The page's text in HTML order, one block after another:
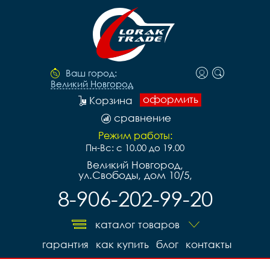
Ваш город:
Великий Новгород
оформить
Корзина
сравнение
Режим работы:
Пн-Вс: с 10.00 до 19.00
Великий Новгород,
ул.Свободы, дом 10/5,
8-906-202-99-20
каталог товаров
контакты
блог
как купить
гарантия